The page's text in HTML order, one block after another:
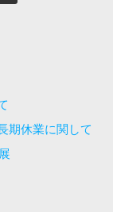
期休業に関して